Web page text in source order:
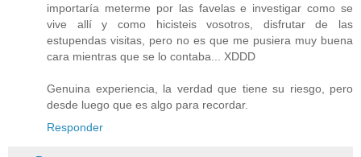
importaría meterme por las favelas e investigar como se
vive allí y como hicisteis vosotros, disfrutar de las
estupendas visitas, pero no es que me pusiera muy buena
cara mientras que se lo contaba... XDDD
Genuina experiencia, la verdad que tiene su riesgo, pero
desde luego que es algo para recordar.
Responder